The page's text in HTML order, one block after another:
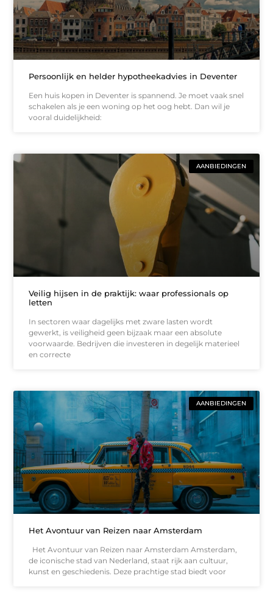
Persoonlijk en helder hypotheekadvies in Deventer
Een huis kopen in Deventer is spannend. Je moet vaak snel
schakelen als je een woning op het oog hebt. Dan wil je
vooral duidelijkheid:
AANBIEDINGEN
Veilig hijsen in de praktijk: waar professionals op
letten
In sectoren waar dagelijks met zware lasten wordt
gewerkt, is veiligheid geen bijzaak maar een absolute
voorwaarde. Bedrijven die investeren in degelijk materieel
en correcte
AANBIEDINGEN
Het Avontuur van Reizen naar Amsterdam
Het Avontuur van Reizen naar Amsterdam Amsterdam,
de iconische stad van Nederland, staat rijk aan cultuur,
kunst en geschiedenis. Deze prachtige stad biedt voor